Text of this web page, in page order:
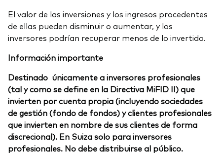
El valor de las inversiones y los ingresos procedentes
de ellas pueden disminuir o aumentar, y los
inversores podrían recuperar menos de lo invertido.
Información importante
Destinado únicamente a inversores profesionales
(tal y como se define en la Directiva MiFID II) que
invierten por cuenta propia (incluyendo sociedades
de gestión (fondo de fondos) y clientes profesionales
que invierten en nombre de sus clientes de forma
discrecional). En Suiza solo para inversores
profesionales. No debe distribuirse al público.